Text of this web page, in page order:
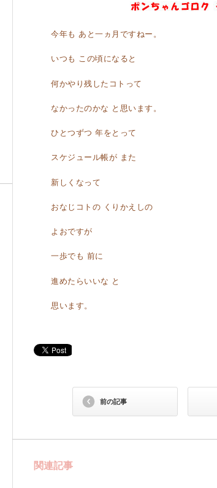
今年も あと一ヵ月ですねー。
いつも この頃になると
何かやり残したコトって
なかったのかな と思います。
ひとつずつ 年をとって
スケジュール帳が また
新しくなって
おなじコトの くりかえしの
よおですが
一歩でも 前に
進めたらいいな と
思います。
前の記事
関連記事